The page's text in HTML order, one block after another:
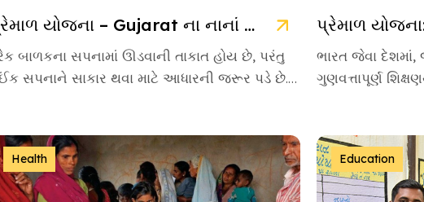
પ્રેમાળ યોજના – Gujarat ના નાનાં બાળકો માટે આશાની નવી કિરણ
બાળકના સપનામાં ઊડવાની તાકાત હોય છે, પરંતુ
સપનાને સાકાર થવા માટે આધારની જરૂર પડે છે.
ભારત જેવા
ગુણવત્તાપૂર્ણ
Health Education